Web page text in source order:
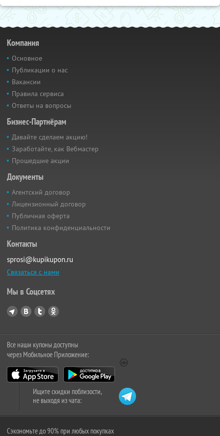
Компания
Основное
Публикации о нас
Вакансии
Правила сервиса
Ответы на вопросы
Бизнес-Партнёрам
Давайте сделаем акцию!
Заработайте, как Вебмастер
Прошедшие акции
Документы
Агентский договор
Лицензионный договор
Публичная оферта
Политика конфиденциальности
Контакты
sprosi@kupikupon.ru
Связаться с нами
Мы в Соцсетях
Все наши купоны доступны
через Мобильное Приложение:
Ищите скидки поблизости,
не выходя из чата:
Сэкономьте до 90% при любых покупках